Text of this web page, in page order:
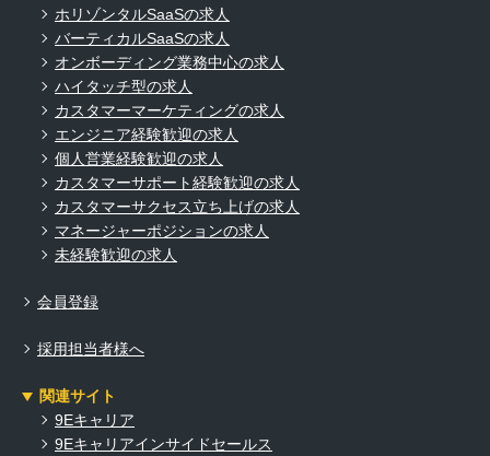
ホリゾンタルSaaSの求人
バーティカルSaaSの求人
オンボーディング業務中心の求人
ハイタッチ型の求人
カスタマーマーケティングの求人
エンジニア経験歓迎の求人
個人営業経験歓迎の求人
カスタマーサポート経験歓迎の求人
カスタマーサクセス立ち上げの求人
マネージャーポジションの求人
未経験歓迎の求人
会員登録
採用担当者様へ
関連サイト
9Eキャリア
9Eキャリアインサイドセールス